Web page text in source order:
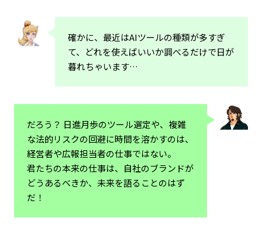
確かに、最近はAIツールの種類が多すぎ
て、どれを使えばいいか調べるだけで日が
暮れちゃいます…
だろう？ 日進月歩のツール選定や、複雑
な法的リスクの回避に時間を溶かすのは、
経営者や広報担当者の仕事ではない。
君たちの本来の仕事は、自社のブランドが
どうあるべきか、未来を語ることのはず
だ！